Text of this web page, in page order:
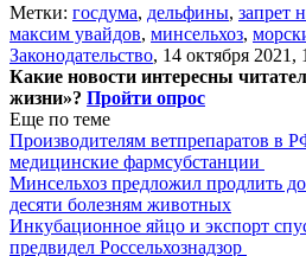
Метки: госдума, дельфины, запрет
максим увайдов, минсельхоз,
Законодательство, 14 октября 2021,
Какие новости интересны
жизни»? Пройти опрос
Еще по теме
Производителям ветпрепаратов в
медицинские фармсубстанции
Минсельхоз предложил продлить
десяти болезням животных
Инкубационное яйцо и экспорт
предвидел Россельхознадзор